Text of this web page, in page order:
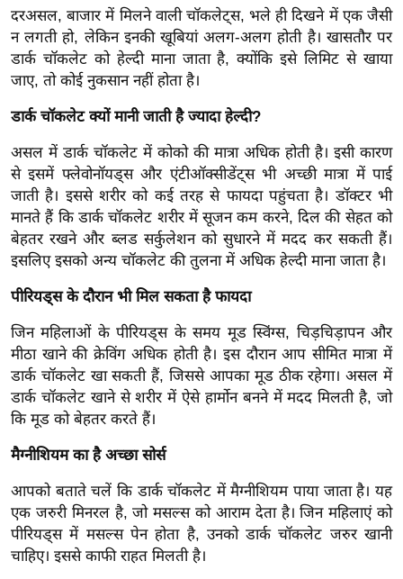
ख्सि
य
त
यं
ग
डि
या
सा
हि
त्य
ग
त
ऑ
टो
व
र्ल्ड
न्यू
ब्री
फ
म
नो
दरअसल, बाजार में मिलने वाली चॉकलेट्स, भले ही दिखने में एक जैसी
न लगती हो, लेकिन इनकी खूबियां अलग-अलग होती है। खासतौर पर
डार्क चॉकलेट को हेल्दी माना जाता है, क्योंकि इसे लिमिट से खाया
जाए, तो कोई नुकसान नहीं होता है।
डार्क चॉकलेट क्यों मानी जाती है ज्यादा हेल्दी?
असल में डार्क चॉकलेट में कोको की मात्रा अधिक होती है। इसी कारण
से इसमें फ्लेवोनॉयड्स और एंटीऑक्सीडेंट्स भी अच्छी मात्रा में पाई
जाती है। इससे शरीर को कई तरह से फायदा पहुंचता है। डॉक्टर भी
मानते हैं कि डार्क चॉकलेट शरीर में सूजन कम करने, दिल की सेहत को
बेहतर रखने और ब्लड सर्कुलेशन को सुधारने में मदद कर सकती हैं।
इसलिए इसको अन्य चॉकलेट की तुलना में अधिक हेल्दी माना जाता है।
पीरियड्स के दौरान भी मिल सकता है फायदा
जिन महिलाओं के पीरियड्स के समय मूड स्विंग्स, चिड़चिड़ापन और
मीठा खाने की क्रेविंग अधिक होती है। इस दौरान आप सीमित मात्रा में
डार्क चॉकलेट खा सकती हैं, जिससे आपका मूड ठीक रहेगा। असल में
डार्क चॉकलेट खाने से शरीर में ऐसे हार्मोन बनने में मदद मिलती है, जो
कि मूड को बेहतर करते हैं।
मैग्नीशियम का है अच्छा सोर्स
आपको बताते चलें कि डार्क चॉकलेट में मैग्नीशियम पाया जाता है। यह
एक जरुरी मिनरल है, जो मसल्स को आराम देता है। जिन महिलाएं को
पीरियड्स में मसल्स पेन होता है, उनको डार्क चॉकलेट जरुर खानी
चाहिए। इससे काफी राहत मिलती है।